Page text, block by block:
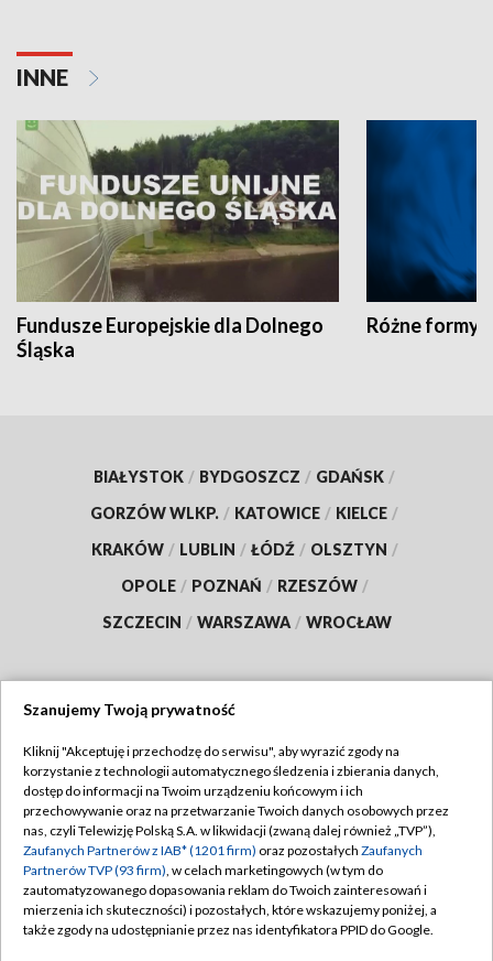
INNE
Fundusze Europejskie dla Dolnego
Śląska
Różne formy
BIAŁYSTOK / BYDGOSZCZ / GDAŃSK /
GORZÓW WLKP. / KATOWICE / KIELCE /
KRAKÓW / LUBLIN / ŁÓDŹ / OLSZTYN /
OPOLE / POZNAŃ / RZESZÓW /
SZCZECIN / WARSZAWA / WROCŁAW
TVP
Abonament TVP
Emisja w TVP
Centrum informacji TVP
Naziemna Telewizja Cyfrowa
Regulamin TVP
Polityka prywatności
Moje zgody
Pomoc
Szanujemy Twoją prywatność
Kliknij "Akceptuję i przechodzę do serwisu", aby wyrazić zgody na
korzystanie z technologii automatycznego śledzenia i zbierania danych,
dostęp do informacji na Twoim urządzeniu końcowym i ich
przechowywanie oraz na przetwarzanie Twoich danych osobowych przez
nas, czyli Telewizję Polską S.A. w likwidacji (zwaną dalej również „TVP”),
Zaufanych Partnerów z IAB* (1201 firm) oraz pozostałych Zaufanych
Partnerów TVP (93 firm), w celach marketingowych (w tym do
zautomatyzowanego dopasowania reklam do Twoich zainteresowań i
mierzenia ich skuteczności) i pozostałych, które wskazujemy poniżej, a
także zgody na udostępnianie przez nas identyfikatora PPID do Google.